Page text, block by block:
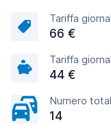
Tariffa
66 €
Tariffa
44 €
Numero
14